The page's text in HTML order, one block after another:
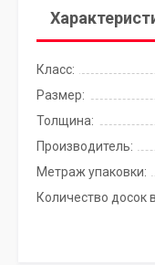
Класс:
Размер:
Толщина:
Производитель:
Метраж упаковки:
Количество досок